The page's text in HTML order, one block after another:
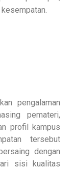
pengalaman
pemateri,
profil kampus
tersebut
dengan
sisi kualitas